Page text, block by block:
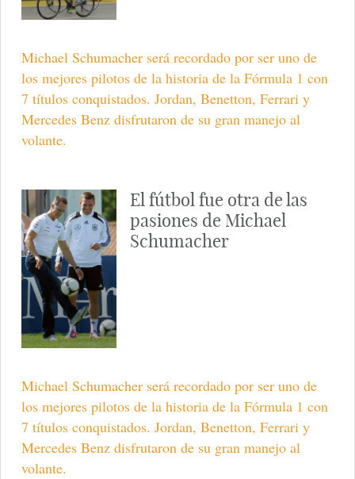
Michael Schumacher será recordado por ser uno de
los mejores pilotos de la historia de la Fórmula 1 con
7 títulos conquistados. Jordan, Benetton, Ferrari y
Mercedes Benz disfrutaron de su gran manejo al
volante.
El fútbol fue otra de las
pasiones de Michael
Schumacher
Michael Schumacher será recordado por ser uno de
los mejores pilotos de la historia de la Fórmula 1 con
7 títulos conquistados. Jordan, Benetton, Ferrari y
Mercedes Benz disfrutaron de su gran manejo al
volante.